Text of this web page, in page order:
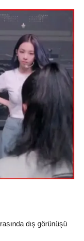
dış görünüşü